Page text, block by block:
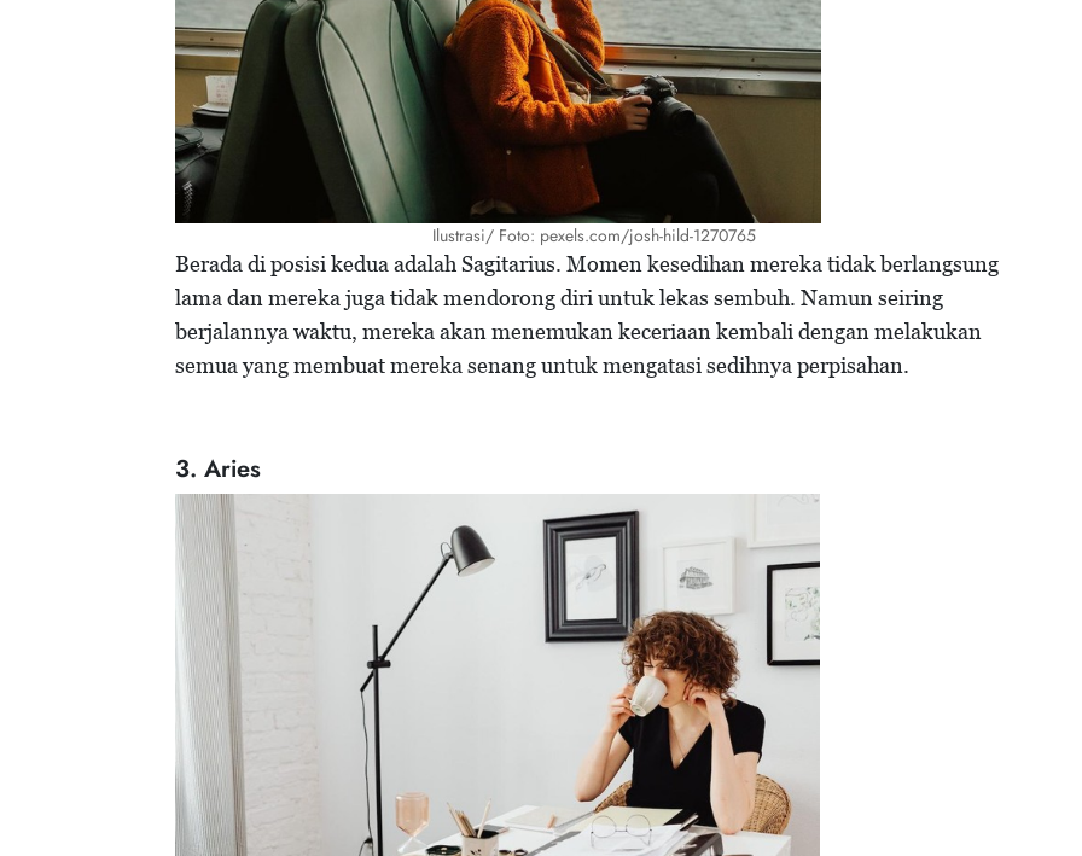
Ilustrasi/ Foto: pexels.com/josh-hild-1270765
Berada di posisi kedua adalah Sagitarius. Momen kesedihan mereka tidak berlangsung
lama dan mereka juga tidak mendorong diri untuk lekas sembuh. Namun seiring
berjalannya waktu, mereka akan menemukan keceriaan kembali dengan melakukan
semua yang membuat mereka senang untuk mengatasi sedihnya perpisahan.
3. Aries